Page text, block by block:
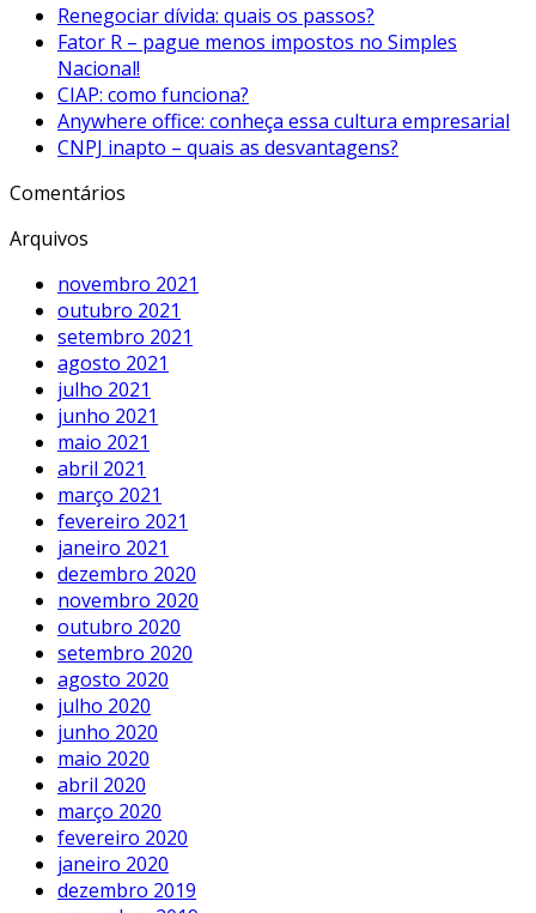
Renegociar dívida: quais os passos?
Fator R – pague menos impostos no Simples
Nacional!
CIAP: como funciona?
Anywhere office: conheça essa cultura empresarial
CNPJ inapto – quais as desvantagens?
Comentários
Arquivos
novembro 2021
outubro 2021
setembro 2021
agosto 2021
julho 2021
junho 2021
maio 2021
abril 2021
março 2021
fevereiro 2021
janeiro 2021
dezembro 2020
novembro 2020
outubro 2020
setembro 2020
agosto 2020
julho 2020
junho 2020
maio 2020
abril 2020
março 2020
fevereiro 2020
janeiro 2020
dezembro 2019